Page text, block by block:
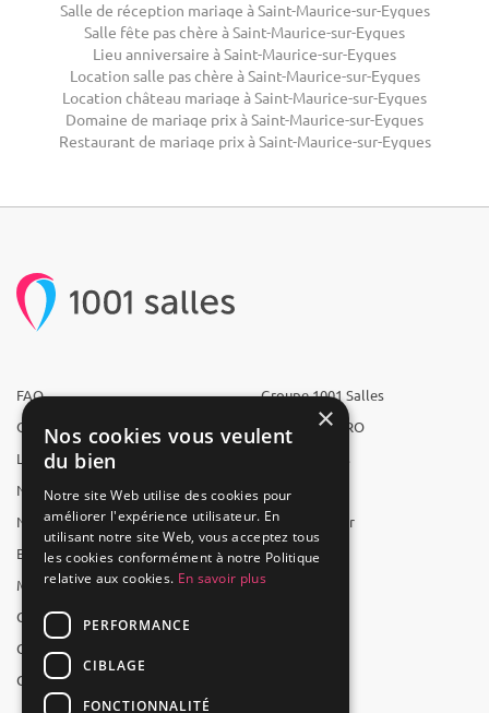
Salle de réception mariage à Saint-Maurice-sur-Eygues
Salle fête pas chère à Saint-Maurice-sur-Eygues
Lieu anniversaire à Saint-Maurice-sur-Eygues
Location salle pas chère à Saint-Maurice-sur-Eygues
Location château mariage à Saint-Maurice-sur-Eygues
Domaine de mariage prix à Saint-Maurice-sur-Eygues
Restaurant de mariage prix à Saint-Maurice-sur-Eygues
FAQ
Qui sommes-nous ?
L'équipe
Nous recrutons
Nos partenaires
Espace presse
Mentions légales
CGV
CGU
Contact
Groupe 1001 Salles
1001 Salles PRO
1001 Traiteurs
1001 Artistes
Reserverunbar
MP2
×
Nos cookies vous veulent
du bien
Notre site Web utilise des cookies pour
améliorer l'expérience utilisateur. En
utilisant notre site Web, vous acceptez tous
les cookies conformément à notre Politique
relative aux cookies. En savoir plus
PERFORMANCE
CIBLAGE
FONCTIONNALITÉ